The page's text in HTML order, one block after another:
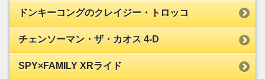
ドンキーコングのクレイジー・トロッコ
チェンソーマン・ザ・カオス 4-D
SPY×FAMILY XRライド